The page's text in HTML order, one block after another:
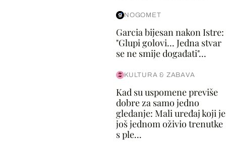
NOGOMET
Garcia bijesan nakon Istre:
"Glupi golovi... Jedna stvar
se ne smije događati"...
KULTURA & ZABAVA
Kad su uspomene previše
dobre za samo jedno
gledanje: Mali uređaj koji je
još jednom oživio trenutke
s ple...